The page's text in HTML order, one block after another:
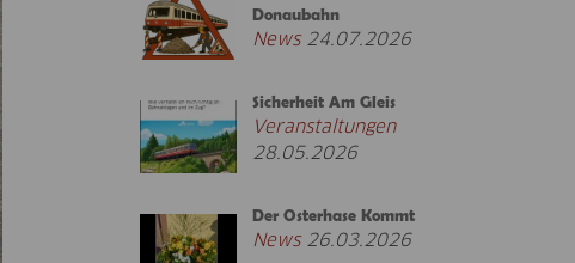
Donaubahn
News24.07.2026
Sicherheit Am Gleis
Veranstaltungen
28.05.2026
Der Osterhase Kommt
News26.03.2026